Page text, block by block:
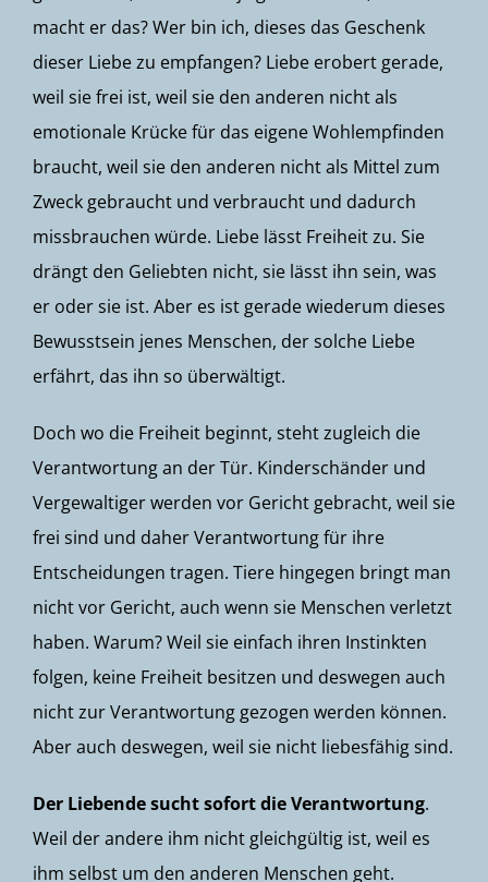
macht er das? Wer bin ich, dieses das Geschenk
dieser Liebe zu empfangen? Liebe erobert gerade,
weil sie frei ist, weil sie den anderen nicht als
emotionale Krücke für das eigene Wohlempfinden
braucht, weil sie den anderen nicht als Mittel zum
Zweck gebraucht und verbraucht und dadurch
missbrauchen würde. Liebe lässt Freiheit zu. Sie
drängt den Geliebten nicht, sie lässt ihn sein, was
er oder sie ist. Aber es ist gerade wiederum dieses
Bewusstsein jenes Menschen, der solche Liebe
erfährt, das ihn so überwältigt.
Doch wo die Freiheit beginnt, steht zugleich die
Verantwortung an der Tür. Kinderschänder und
Vergewaltiger werden vor Gericht gebracht, weil sie
frei sind und daher Verantwortung für ihre
Entscheidungen tragen. Tiere hingegen bringt man
nicht vor Gericht, auch wenn sie Menschen verletzt
haben. Warum? Weil sie einfach ihren Instinkten
folgen, keine Freiheit besitzen und deswegen auch
nicht zur Verantwortung gezogen werden können.
Aber auch deswegen, weil sie nicht liebesfähig sind.
Der Liebende sucht sofort die Verantwortung.
Weil der andere ihm nicht gleichgültig ist, weil es
ihm selbst um den anderen Menschen geht.